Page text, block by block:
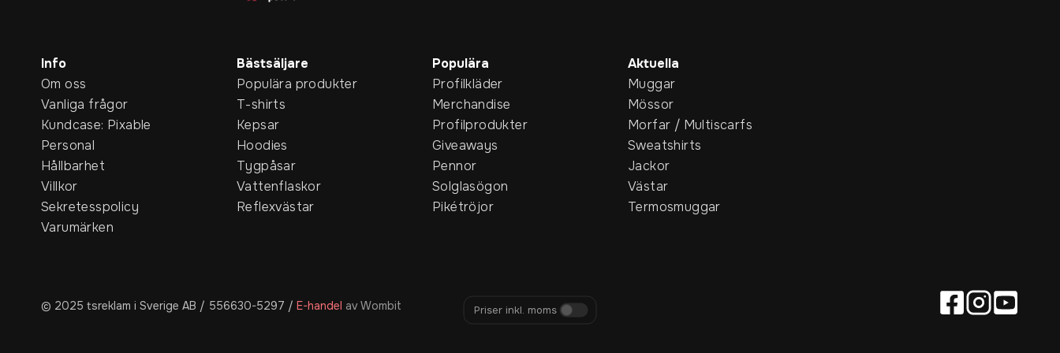
Info
Om oss
Vanliga frågor
Kundcase: Pixable
Personal
Hållbarhet
Villkor
Sekretesspolicy
Varumärken
Bästsäljare
Populära produkter
T-shirts
Kepsar
Hoodies
Tygpåsar
Vattenflaskor
Reflexvästar
Populära
Profilkläder
Merchandise
Profilprodukter
Giveaways
Pennor
Solglasögon
Pikétröjor
Aktuella
Muggar
Mössor
Morfar / Multiscarfs
Sweatshirts
Jackor
Västar
Termosmuggar
© 2025 tsreklam i Sverige AB / 556630-5297 / E-handel av Wombit Priser inkl. moms